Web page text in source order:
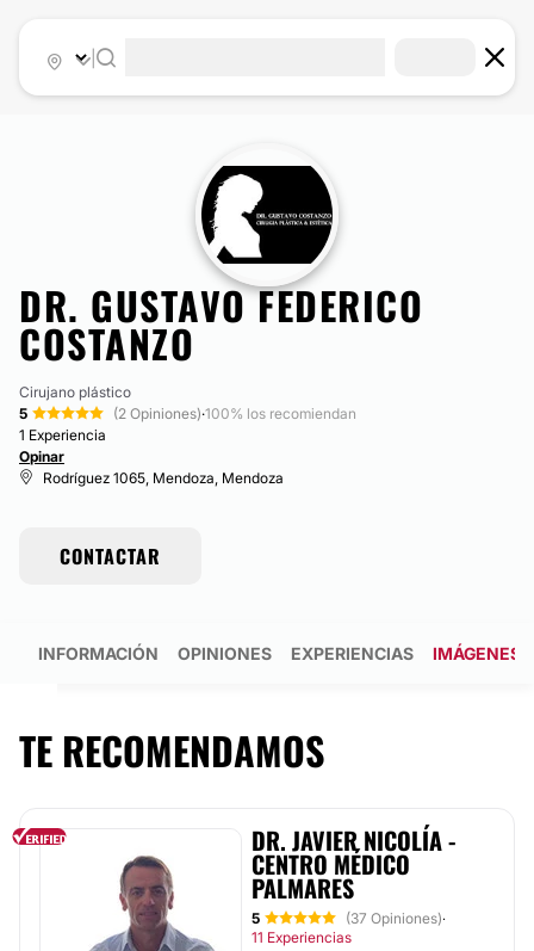
DR. GUSTAVO FEDERICO
COSTANZO
Cirujano plástico
5
(2 Opiniones)·100% los recomiendan
1 Experiencia
Opinar
Rodríguez 1065, Mendoza, Mendoza
CONTACTAR
INFORMACIÓN OPINIONES EXPERIENCIAS IMÁGENES
TE RECOMENDAMOS
DR. JAVIER NICOLÍA -
CENTRO MÉDICO
PALMARES
5 (37 Opiniones)·
11 Experiencias